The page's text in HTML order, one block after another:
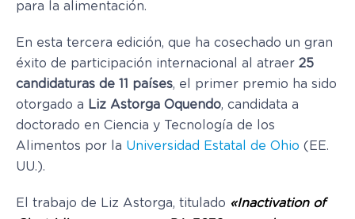
para la alimentación.
En esta tercera edición, que ha cosechado un gran
éxito de participación internacional al atraer 25
candidaturas de 11 países, el primer premio ha sido
otorgado a Liz Astorga Oquendo, candidata a
doctorado en Ciencia y Tecnología de los
Alimentos por la Universidad Estatal de Ohio (EE.
UU.).
El trabajo de Liz Astorga, titulado «Inactivation of